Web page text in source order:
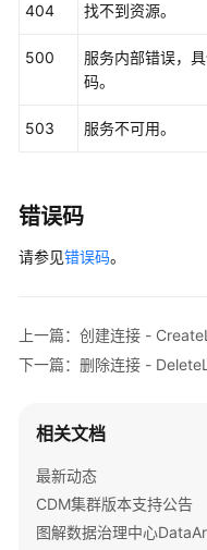
        }
catch
404 找不到资源。
500
服务内部错误，
码。
503 服务不可用。
错误码
请参见错误码。
上一篇：创建连接 -
下一篇：删除连接 -
相关文档
最新动态
CDM集群版本支持公告
图解数据治理中心